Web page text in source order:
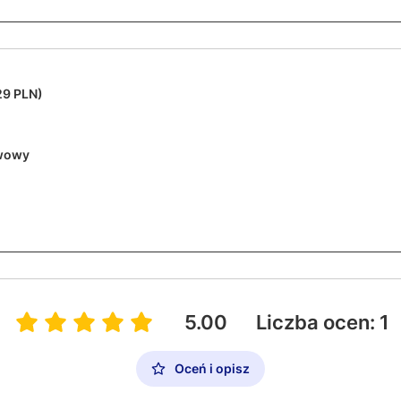
PLN)
5.00 Liczba ocen: 1
Oceń i opisz